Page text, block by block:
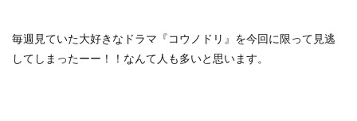
毎週見ていた大好きなドラマ『コウノドリ』を今回に限って見逃
してしまったーー！！なんて人も多いと思います。